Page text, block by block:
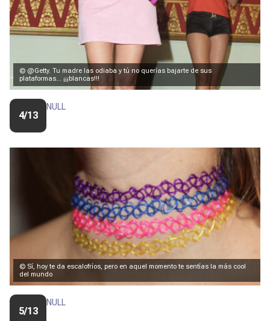
© @Getty. Tu madre las odiaba y tú no querías bajarte de sus
plataformas... ¡¡¡blancas!!!
4/13
NULL
© Sí, hoy te da escalofríos, pero en aquel momento te sentías la más cool
del mundo
5/13
NULL